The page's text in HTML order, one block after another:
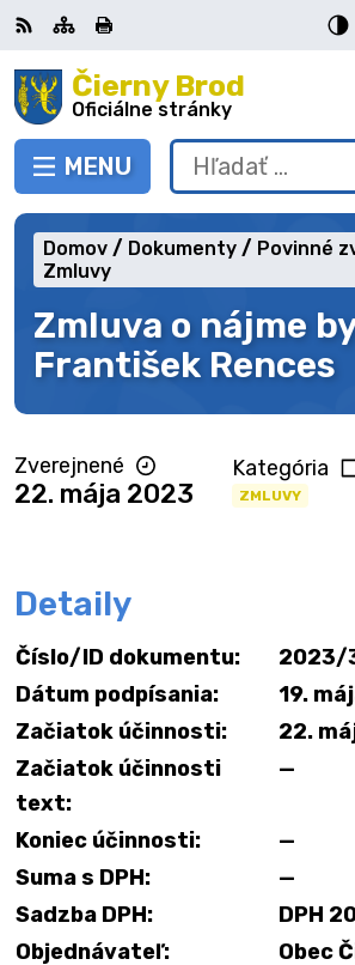
Preskočiť
na
obsah Čierny Brod
Oficiálne stránky
PREPNÚŤ
MENU
RSS MapaTlačiť
Hľadať:
Zmluva o nájme
František Rences
Domov Dokumenty
Povinné
Zmluvy
Zverejnené
22. mája 2023
Kategória
ZMLUVY
Detaily
Číslo/ID dokumentu:
2023/
Dátum podpísania:
19.
Začiatok účinnosti:
22.
Začiatok účinnosti
text:
—
Koniec účinnosti:
—
Suma s DPH:
—
Sadzba DPH:
DPH
Objednávateľ:
Obec